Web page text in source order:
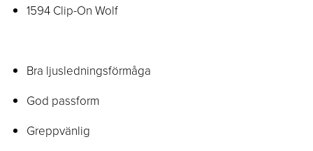
1594 Clip-On Wolf
Bra ljusledningsförmåga
God passform
Greppvänlig